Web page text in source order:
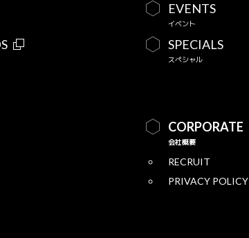
EVENTS
イベント
SPECIALS
スペシャル
CORPORATE
会社概要
RECRUIT
PRIVACY POLICY